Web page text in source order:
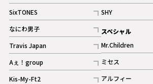
記事
ギャラリー
SixTONES
記事
ギャラリー
なにわ男子
記事
Travis Japan
記事
Aぇ！group
記事
Kis-My-Ft2
記事
SHY
記事
スペシャル
Mr.Children
記事
ミセス
記事
アルフィー